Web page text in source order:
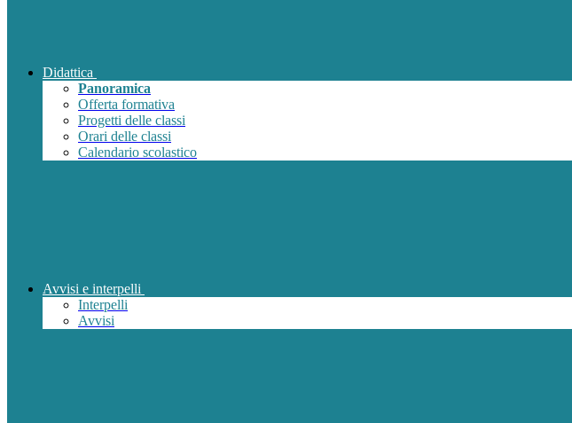
Didattica
Panoramica
Offerta formativa
Progetti delle classi
Orari delle classi
Calendario scolastico
Avvisi e interpelli
Interpelli
Avvisi